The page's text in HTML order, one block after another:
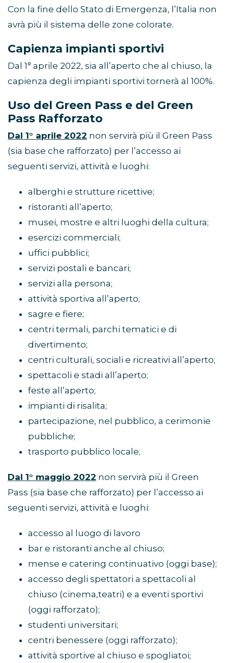
Con la fine dello Stato di Emergenza, l’Italia non
avrà più il sistema delle zone colorate.
Capienza impianti sportivi
Dal 1° aprile 2022, sia all’aperto che al chiuso, la
capienza degli impianti sportivi tornerà al 100%.
Uso del Green Pass e del Green
Pass Rafforzato
Dal 1° aprile 2022 non servirà più il Green Pass
(sia base che rafforzato) per l’accesso ai
seguenti servizi, attività e luoghi:
alberghi e strutture ricettive;
ristoranti all’aperto;
musei, mostre e altri luoghi della cultura;
esercizi commerciali;
uffici pubblici;
servizi postali e bancari;
servizi alla persona;
attività sportiva all’aperto;
sagre e fiere;
centri termali, parchi tematici e di
divertimento;
centri culturali, sociali e ricreativi all’aperto;
spettacoli e stadi all’aperto;
feste all’aperto;
impianti di risalita;
partecipazione, nel pubblico, a cerimonie
pubbliche;
trasporto pubblico locale;
Dal 1° maggio 2022 non servirà più il Green
Pass (sia base che rafforzato) per l’accesso ai
seguenti servizi, attività e luoghi:
accesso al luogo di lavoro
bar e ristoranti anche al chiuso;
mense e catering continuativo (oggi base);
accesso degli spettatori a spettacoli al
chiuso (cinema,teatri) e a eventi sportivi
(oggi rafforzato);
studenti universitari;
centri benessere (oggi rafforzato);
attività sportive al chiuso e spogliatoi;